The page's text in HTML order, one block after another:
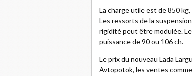
La charge utile est de 850
Les ressorts de la
rigidité peut être modulée.
puissance de 90 ou 106 ch.
Le prix du nouveau Lada
Avtopotok, les ventes